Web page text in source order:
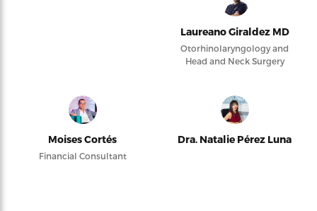
Laureano Giraldez MD
Otorhinolaryngology and
Head and Neck Surgery
Moises Cortés
Financial Consultant
Dra. Natalie Pérez Luna